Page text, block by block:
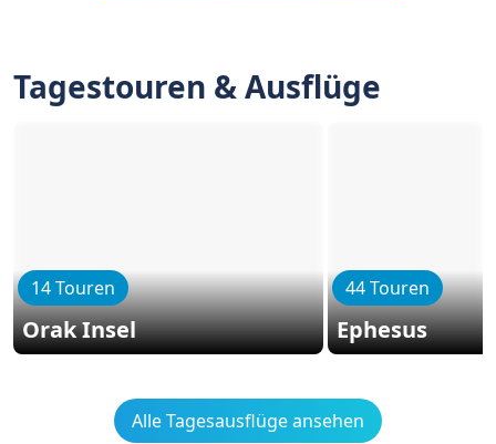
Tagestouren & Ausflüge
14 Touren
Orak Insel
44 Touren
Ephesus
Alle Tagesausflüge ansehen